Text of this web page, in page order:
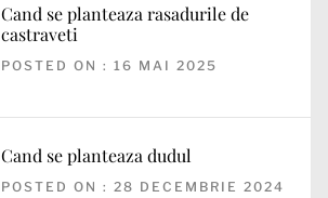
Cand se planteaza rasadurile de
castraveti
POSTED ON : 16 MAI 2025
Cand se planteaza dudul
POSTED ON : 28 DECEMBRIE 2024